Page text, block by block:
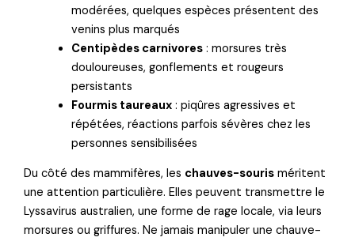
modérées, quelques espèces présentent des
venins plus marqués
Centipèdes carnivores : morsures très
douloureuses, gonflements et rougeurs
persistants
Fourmis taureaux : piqûres agressives et
répétées, réactions parfois sévères chez les
personnes sensibilisées
Du côté des mammifères, les chauves-souris méritent
une attention particulière. Elles peuvent transmettre le
Lyssavirus australien, une forme de rage locale, via leurs
morsures ou griffures. Ne jamais manipuler une chauve-